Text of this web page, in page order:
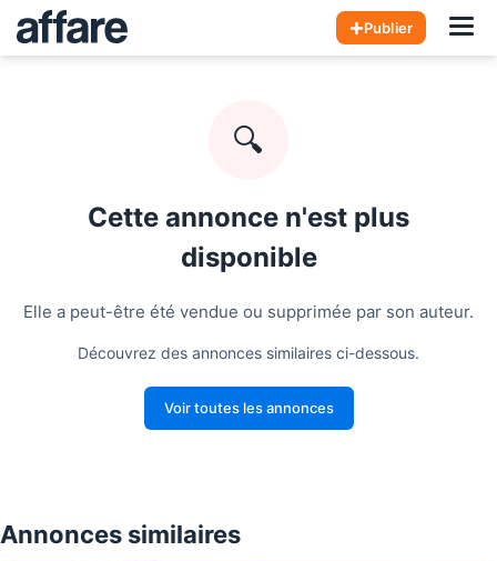
Publier
🔍
Cette annonce n'est plus
disponible
Elle a peut-être été vendue ou supprimée par son auteur.
Découvrez des annonces similaires ci-dessous.
Voir toutes les annonces
Annonces similaires